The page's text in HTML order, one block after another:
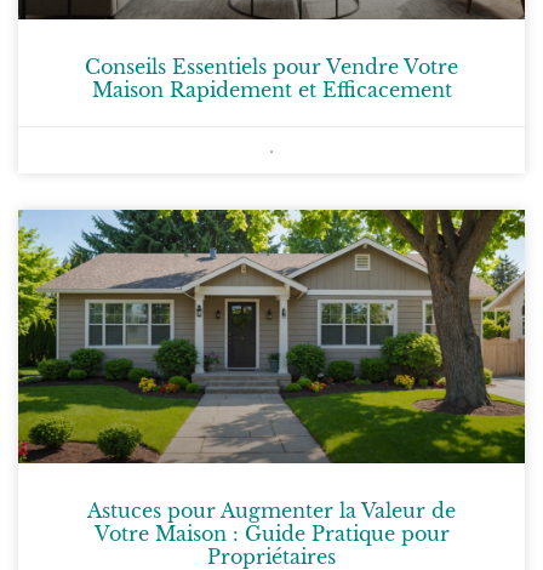
Conseils Essentiels pour Vendre Votre
Maison Rapidement et Efficacement
Astuces pour Augmenter la Valeur de
Votre Maison : Guide Pratique pour
Propriétaires